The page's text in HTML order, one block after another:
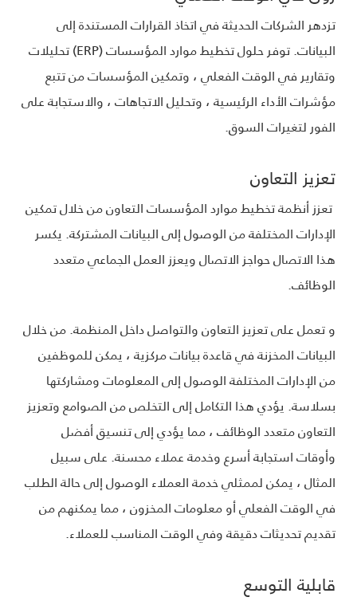
تزدهر الشركات الحديثة في اتخاذ القرارات المستندة إلى
البيانات. توفر حلول تخطيط موارد المؤسسات (ERP) تحليلات
وتقارير في الوقت الفعلي ، وتمكين المؤسسات من تتبع
مؤشرات الأداء الرئيسية ، وتحليل الاتجاهات ، والاستجابة على
الفور لتغيرات السوق.
تعزيز التعاون
تعزز أنظمة تخطيط موارد المؤسسات التعاون من خلال تمكين
الإدارات المختلفة من الوصول إلى البيانات المشتركة. يكسر
هذا الاتصال حواجز الاتصال ويعزز العمل الجماعي متعدد
الوظائف.
و تعمل على تعزيز التعاون والتواصل داخل المنظمة. من خلال
البيانات المخزنة في قاعدة بيانات مركزية ، يمكن للموظفين
من الإدارات المختلفة الوصول إلى المعلومات ومشاركتها
بسلاسة. يؤدي هذا التكامل إلى التخلص من الصوامع وتعزيز
التعاون متعدد الوظائف ، مما يؤدي إلى تنسيق أفضل
وأوقات استجابة أسرع وخدمة عملاء محسنة. على سبيل
المثال ، يمكن لممثلي خدمة العملاء الوصول إلى حالة الطلب
في الوقت الفعلي أو معلومات المخزون ، مما يمكنهم من
تقديم تحديثات دقيقة وفي الوقت المناسب للعملاء.
قابلية التوسع